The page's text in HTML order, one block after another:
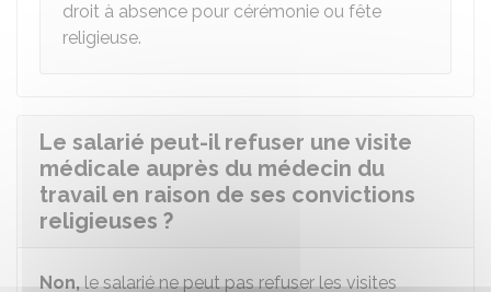
droit à absence pour cérémonie ou fête
religieuse.
Le salarié peut-il refuser une visite
médicale auprès du médecin du
travail en raison de ses convictions
religieuses ?
Non,le salarié ne peut pas refuser les visites